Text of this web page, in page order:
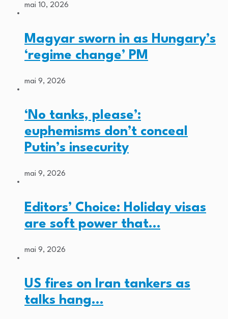
mai 10, 2026
Magyar sworn in as Hungary’s
‘regime change’ PM
mai 9, 2026
‘No tanks, please’:
euphemisms don’t conceal
Putin’s insecurity
mai 9, 2026
Editors’ Choice: Holiday visas
are soft power that…
mai 9, 2026
US fires on Iran tankers as
talks hang…